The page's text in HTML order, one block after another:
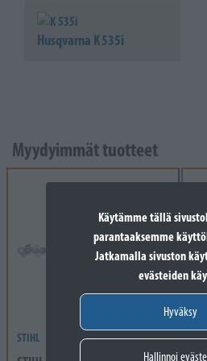
Käytämme tällä
parantaaksemme
Jatkamalla sivuston
evästeiden
Hyväksy
Hallinnoi
Husqvarna K 535i
Myydyimmät tuotteet
STIHL